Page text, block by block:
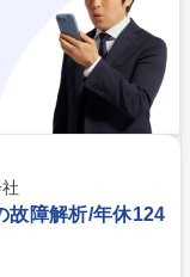
故障解析/年休124